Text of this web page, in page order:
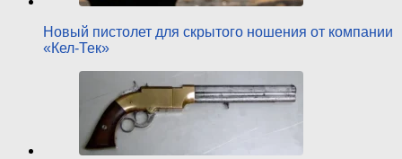
Новый пистолет для скрытого ношения от компании
«Кел-Тек»